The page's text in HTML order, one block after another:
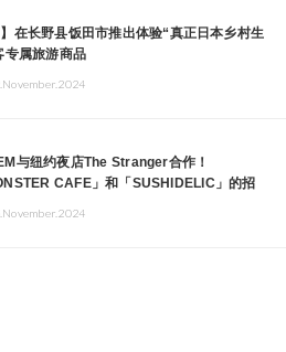
在长野县饭田市推出体验“真正日本乡村生
专属旅游商品
与纽约夜店The Stranger合作！
CAFE」和「SUSHIDELIC」的招